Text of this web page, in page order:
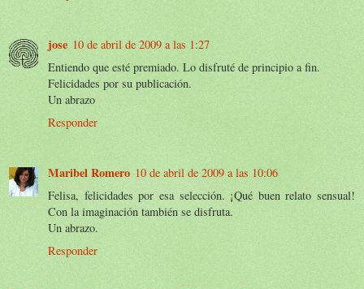
jose 10 de abril de 2009 a las 1:27
Entiendo que esté premiado. Lo disfruté de principio a fin.
Felicidades por su publicación.
Un abrazo
Responder
Maribel Romero 10 de abril de 2009 a las 10:06
Felisa, felicidades por esa selección. ¡Qué buen relato sensual!
Con la imaginación también se disfruta.
Un abrazo.
Responder